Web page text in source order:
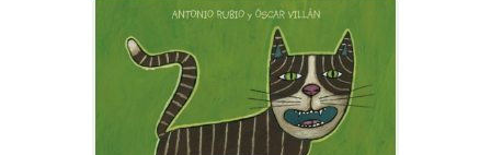
BUY NOW